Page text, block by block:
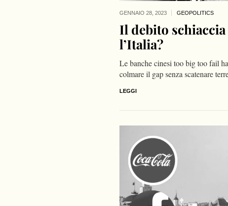
GENNAIO 28, 2023 GEOPOLITICS
Il debito
l’Italia?
Le banche cinesi too big too fail
colmare il gap senza scatenare
LEGGI